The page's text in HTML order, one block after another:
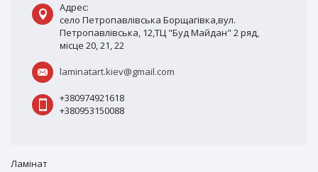
Адрес:
село Петропавлівська Борщагівка,вул.
Петропавлівська, 12,ТЦ "Буд Майдан" 2 ряд,
місце 20, 21, 22
laminatart.kiev@gmail.com
+380974921618
+380953150088
Ламiнат